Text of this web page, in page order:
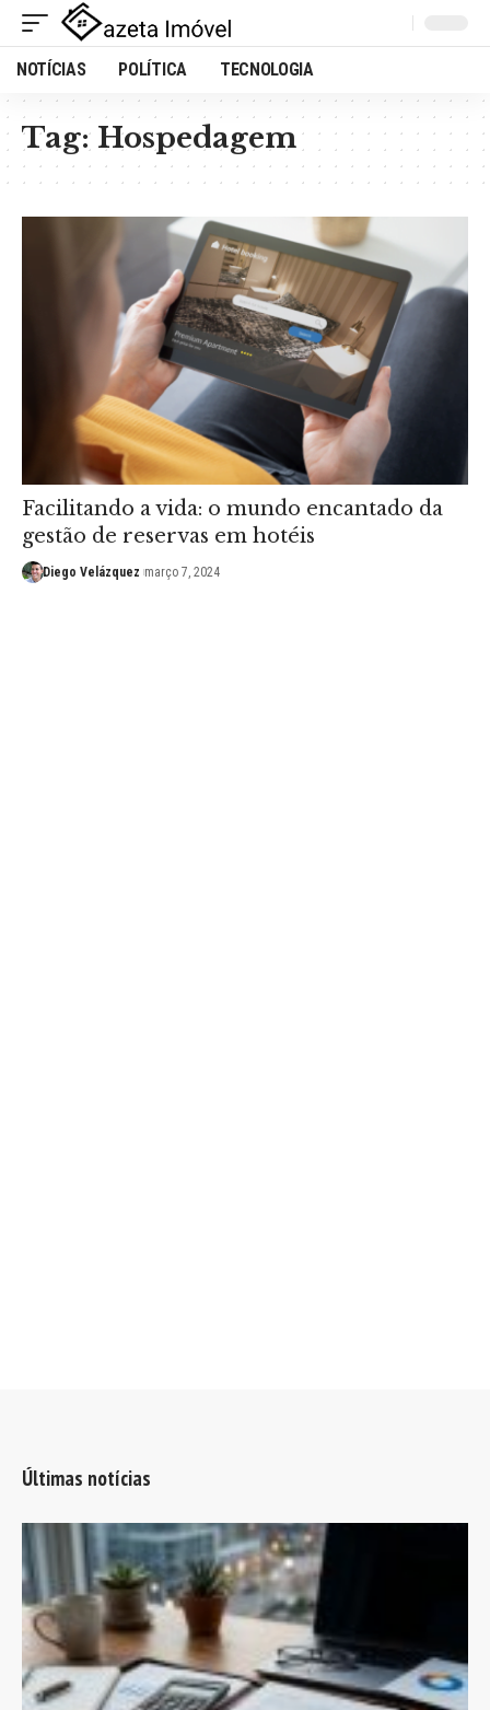
NOTÍCIAS POLÍTICA TECNOLOGIA
Tag: Hospedagem
Facilitando a vida: o mundo encantado da
gestão de reservas em hotéis
Diego Velázquez março 7, 2024
Últimas notícias